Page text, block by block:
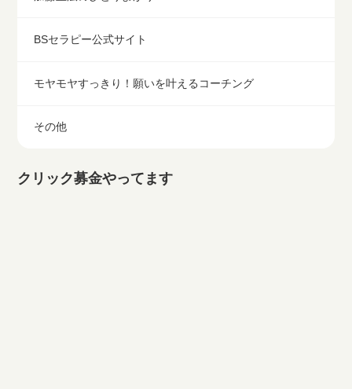
BSセラピー公式サイト
モヤモヤすっきり！願いを叶えるコーチング
その他
クリック募金やってます